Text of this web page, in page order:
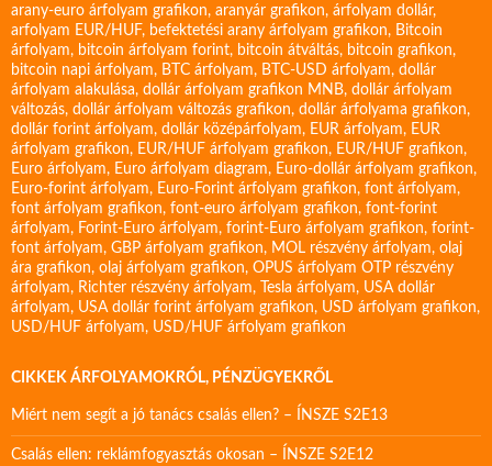
arany-euro árfolyam grafikon, aranyár grafikon, árfolyam dollár,
arfolyam EUR/HUF, befektetési arany árfolyam grafikon, Bitcoin
árfolyam, bitcoin árfolyam forint, bitcoin átváltás, bitcoin grafikon,
bitcoin napi árfolyam, BTC árfolyam, BTC-USD árfolyam, dollár
árfolyam alakulása, dollár árfolyam grafikon MNB, dollár árfolyam
változás, dollár árfolyam változás grafikon, dollár árfolyama grafikon,
dollár forint árfolyam, dollár középárfolyam, EUR árfolyam, EUR
árfolyam grafikon, EUR/HUF árfolyam grafikon, EUR/HUF grafikon,
Euro árfolyam, Euro árfolyam diagram, Euro-dollár árfolyam grafikon,
Euro-forint árfolyam, Euro-Forint árfolyam grafikon, font árfolyam,
font árfolyam grafikon, font-euro árfolyam grafikon, font-forint
árfolyam, Forint-Euro árfolyam, forint-Euro árfolyam grafikon, forint-
font árfolyam, GBP árfolyam grafikon, MOL részvény árfolyam, olaj
ára grafikon, olaj árfolyam grafikon, OPUS árfolyam OTP részvény
árfolyam, Richter részvény árfolyam, Tesla árfolyam, USA dollár
árfolyam, USA dollár forint árfolyam grafikon, USD árfolyam grafikon,
USD/HUF árfolyam, USD/HUF árfolyam grafikon
CIKKEK ÁRFOLYAMOKRÓL, PÉNZÜGYEKRŐL
Miért nem segít a jó tanács csalás ellen? – ÍNSZE S2E13
Csalás ellen: reklámfogyasztás okosan – ÍNSZE S2E12